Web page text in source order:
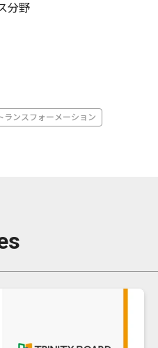
分野
ランスフォーメーション